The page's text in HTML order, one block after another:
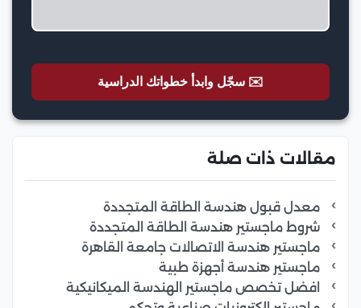
✉️ سجّل وابدأ خطواتك الدراسية
مقالات ذات صلة
معدل قبول هندسة الطاقة المتجددة
شروط ماجستير هندسة الطاقة المتجددة
ماجستير هندسة الاتصالات جامعة القاهرة
ماجستير هندسة أجهزة طبية
افضل تخصص ماجستير الهندسة الميكانيكية